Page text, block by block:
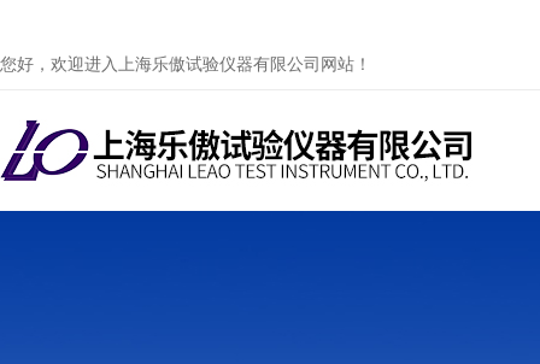
您好，欢迎进入上海乐傲试验仪器有限公司网站！